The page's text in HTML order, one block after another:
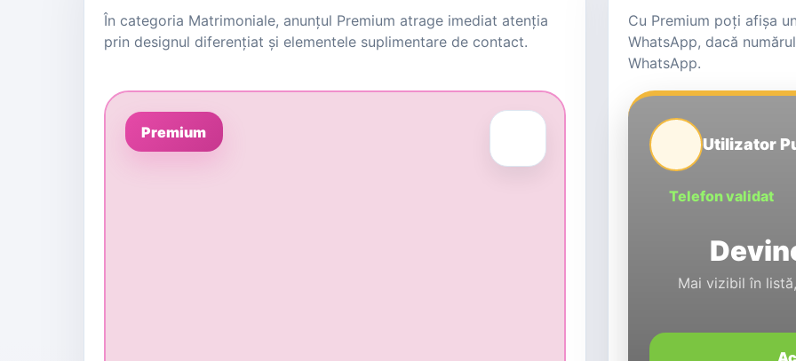
În categoria Matrimoniale, anunțul Premium atrage imediat atenția
prin designul diferențiat și elementele suplimentare de contact.
Premium
Cu Premium poți afișa
WhatsApp, dacă
WhatsApp.
Utilizator
Telefon validat
Mai vizibil în